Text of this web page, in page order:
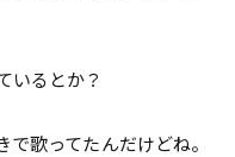
いるとか？
歌ってたんだけどね。